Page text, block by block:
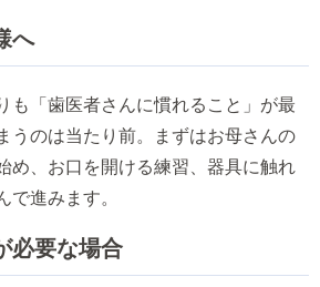
へ
も「歯医者さんに慣れること」が最
うのは当たり前。まずはお母さんの
め、お口を開ける練習、器具に触れ
で進みます。
必要な場合